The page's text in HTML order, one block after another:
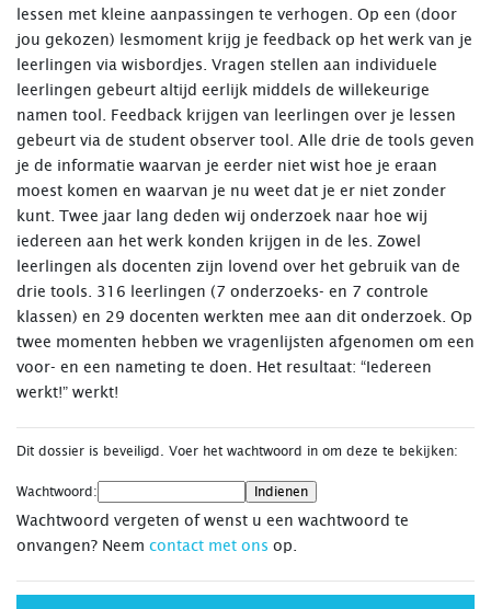
lessen met kleine aanpassingen te verhogen. Op een (door
jou gekozen) lesmoment krijg je feedback op het werk van je
leerlingen via wisbordjes. Vragen stellen aan individuele
leerlingen gebeurt altijd eerlijk middels de willekeurige
namen tool. Feedback krijgen van leerlingen over je lessen
gebeurt via de student observer tool. Alle drie de tools geven
je de informatie waarvan je eerder niet wist hoe je eraan
moest komen en waarvan je nu weet dat je er niet zonder
kunt. Twee jaar lang deden wij onderzoek naar hoe wij
iedereen aan het werk konden krijgen in de les. Zowel
leerlingen als docenten zijn lovend over het gebruik van de
drie tools. 316 leerlingen (7 onderzoeks- en 7 controle
klassen) en 29 docenten werkten mee aan dit onderzoek. Op
twee momenten hebben we vragenlijsten afgenomen om een
voor- en een nameting te doen. Het resultaat: “Iedereen
werkt!” werkt!
Dit dossier is beveiligd. Voer het wachtwoord in om deze te bekijken:
Wachtwoord:
Wachtwoord vergeten of wenst u een wachtwoord te
onvangen? Neem contact met ons op.